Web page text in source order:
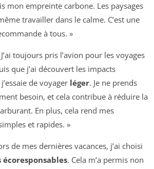
mon empreinte carbone. Les paysages
travailler dans le calme. C’est une
à tous. »
J’ai toujours pris l’avion pour les voyages
que j’ai découvert les impacts
de voyager léger. Je ne prends
besoin, et cela contribue à réduire la
En plus, cela rend mes
et rapides. »
de mes dernières vacances, j’ai choisi
. Cela m’a permis non